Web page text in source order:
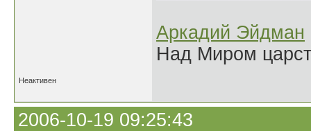
Аркадий Эйдман
Над Миром
Неактивен
2006-10-19 09:25:43